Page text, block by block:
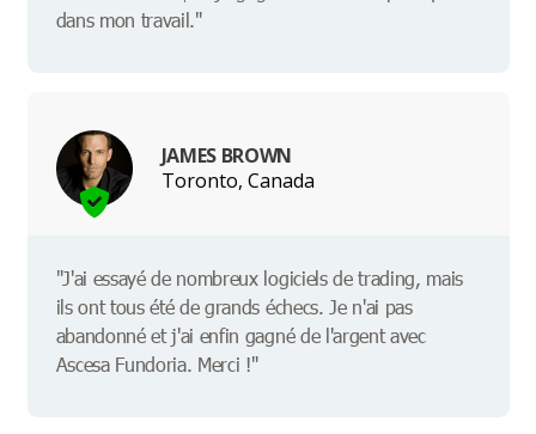
dans mon travail."
JAMES BROWN
Toronto, Canada
"J'ai essayé de nombreux logiciels de trading, mais
ils ont tous été de grands échecs. Je n'ai pas
abandonné et j'ai enfin gagné de l'argent avec
Ascesa Fundoria. Merci !"